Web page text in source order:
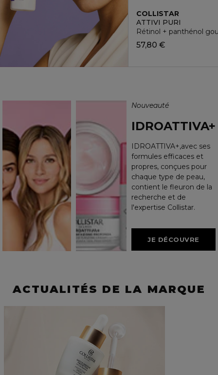
COLLISTAR
ATTIVI PURI
Rétinol + panthénol
57,80 €
Nouveauté
IDROATTIVA+
IDROATTIVA+,avec ses
formules efficaces et
propres, conçues pour
chaque type de peau,
contient le fleuron de la
recherche et de
l'expertise Collistar.
JE DÉCOUVRE
ACTUALITÉS DE LA MARQUE